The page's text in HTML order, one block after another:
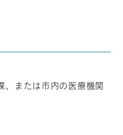
、または市内の医療機関